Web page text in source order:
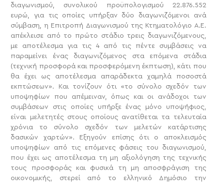
διαγωνισμού, συνολικού προϋπολογισμού 22.876.552
ευρώ, για τις οποίες υπήρξαν δύο διαγωνιζόμενοι ανά
σύμβαση, η Επιτροπή Διαγωνισμού της Κτηματολόγιο Α.Ε.
απέκλεισε από το πρώτο στάδιο τρεις διαγωνιζόμενους,
με αποτέλεσμα για τις 4 από τις πέντε συμβάσεις να
παραμείνει ένας διαγωνιζόμενος στα επόμενα στάδια
(τεχνική προσφορά και προσφερόμενη έκπτωση), κάτι που
θα έχει ως αποτέλεσμα απαράδεκτα χαμηλά ποσοστά
εκπτώσεων». Και τονίζουν ότι «το σύνολο σχεδόν των
υποψηφίων που απέμειναν, όπως και οι ανάδοχοι των
συμβάσεων στις οποίες υπήρξε ένας μόνο υποψήφιος,
είναι μελετητές στους οποίους ανατίθεται τα τελευταία
χρόνια το σύνολο σχεδόν των μελετών κατάρτισης
δασικών χαρτών». Εξηγούν επίσης ότι ο αποκλεισμός
υποψηφίων από τις επόμενες φάσεις του διαγωνισμού,
που έχει ως αποτέλεσμα τη μη αξιολόγηση της τεχνικής
τους προσφοράς και φυσικά τη μη αποσφράγιση της
οικονομικής, στερεί από το ελληνικό Δημόσιο την